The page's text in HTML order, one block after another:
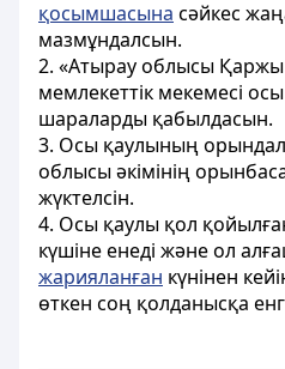
қосымшасына сәйкес
мазмұндалсын.
2. «Атырау облысы
мемлекеттік мекемесі
шараларды қабылдасын.
3. Осы қаулының
облысы әкімінің
жүктелсін.
4. Осы қаулы қол
күшіне енеді және ол
жарияланған күнінен
өткен соң қолданысқа